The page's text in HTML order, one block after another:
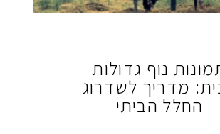
נוף גדולות
מדריך לשדרוג
החלל הביתי